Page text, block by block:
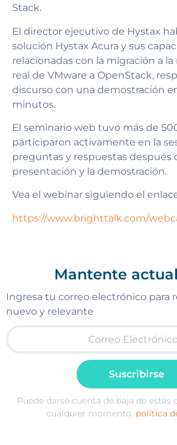
Stack.
El director ejecutivo de Hystax
solución Hystax Acura y sus
relacionadas con la migración a
real de VMware a OpenStack,
discurso con una demostración
minutos.
El seminario web tuvo más de
participaron activamente en la
preguntas y respuestas después
presentación y la demostración.
Vea el webinar siguiendo el
https://www.brighttalk.com/
Mantente
Ingresa tu correo electrónico para
nuevo y relevante
Suscribirse
Puede darse cuenta de baja de estas
cualquier momento. política